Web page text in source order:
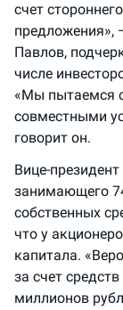
счет
предложения»,
Павлов,
числе
«Мы пытаемся
совместными
говорит он.
Вице-
занимающего
собственных
что у
капитала.
за счет
миллионов